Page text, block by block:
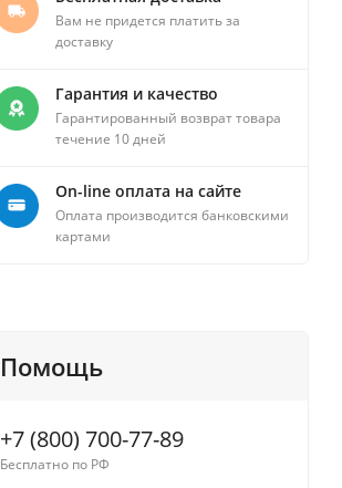
Вам не придется платить за
доставку
Гарантия и качество
Гарантированный возврат товара
течение 10 дней
On-line оплата на сайте
Оплата производится банковскими
картами
Помощь
+7 (800) 700-77-89
Бесплатно по РФ